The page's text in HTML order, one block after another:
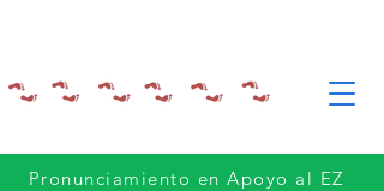
Pronunciamiento en Apoyo al EZ